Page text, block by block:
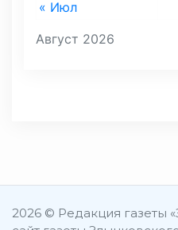
Август 2026
« Июл
2026 © Редакция газеты